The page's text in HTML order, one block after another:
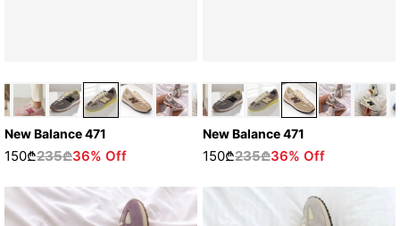
New Balance 471
150₾235₾36% Off
New Balance 471
150₾235₾36% Off